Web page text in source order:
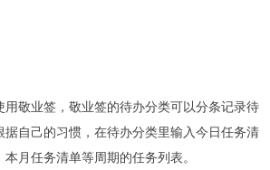
用敬业签，敬业签的待办分类可以分条记录待
据自己的习惯，在待办分类里输入今日任务清
月任务清单等周期的任务列表。